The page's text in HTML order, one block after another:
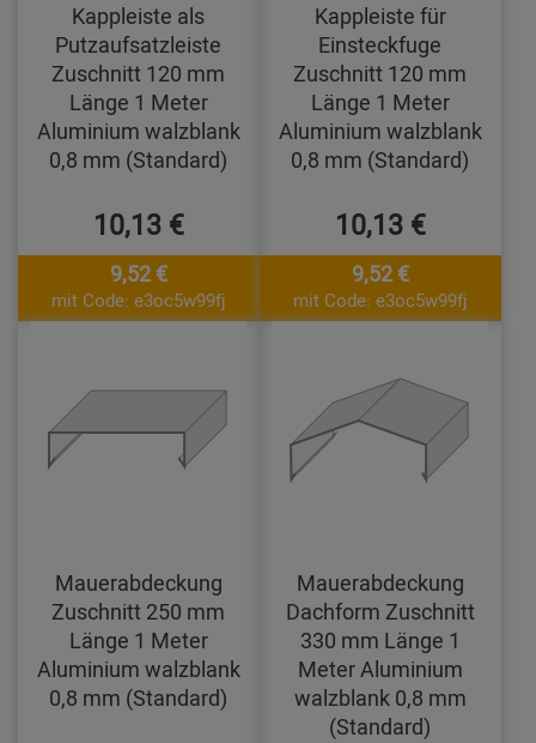
Kappleiste als
Putzaufsatzleiste
Zuschnitt 120 mm
Länge 1 Meter
Aluminium walzblank
0,8 mm (Standard)
10,13 €
9,52 €
mit Code: e3oc5w99fj
Kappleiste für
Einsteckfuge
Zuschnitt 120 mm
Länge 1 Meter
Aluminium walzblank
0,8 mm (Standard)
10,13 €
9,52 €
mit Code: e3oc5w99fj
Mauerabdeckung
Zuschnitt 250 mm
Länge 1 Meter
Aluminium walzblank
0,8 mm (Standard)
Mauerabdeckung
Dachform Zuschnitt
330 mm Länge 1
Meter Aluminium
walzblank 0,8 mm
(Standard)